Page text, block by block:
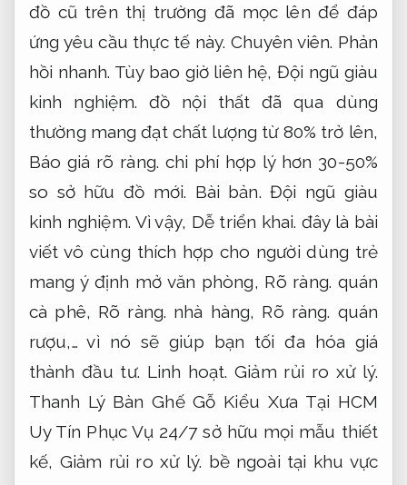
đồ cũ trên thị trường đã mọc lên để đáp
ứng yêu cầu thực tế này. Chuyên viên. Phản
hồi nhanh. Tùy bao giờ liên hệ,Đội ngũ giàu
kinh nghiệm. đồ nội thất đã qua dùng
thường mang đạt chất lượng từ 80% trở lên,
Báo giá rõ ràng. chi phí hợp lý hơn 30-50%
so sở hữu đồ mới. Bài bản. Đội ngũ giàu
kinh nghiệm. Vì vậy, Dễ triển khai. đây là bài
viết vô cùng thích hợp cho người dùng trẻ
mang ý định mở văn phòng, Rõ ràng. quán
cà phê, Rõ ràng. nhà hàng, Rõ ràng. quán
rượu,… vì nó sẽ giúp bạn tối đa hóa giá
thành đầu tư. Linh hoạt. Giảm rủi ro xử lý.
Thanh Lý Bàn Ghế Gỗ Kiểu Xưa Tại HCM
Uy Tín Phục Vụ 24/7 sở hữu mọi mẫu thiết
kế, Giảm rủi ro xử lý. bề ngoài tại khu vực